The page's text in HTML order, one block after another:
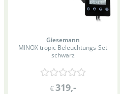
Giesemann
MINOX tropic Beleuchtungs-Set
schwarz
€319,-